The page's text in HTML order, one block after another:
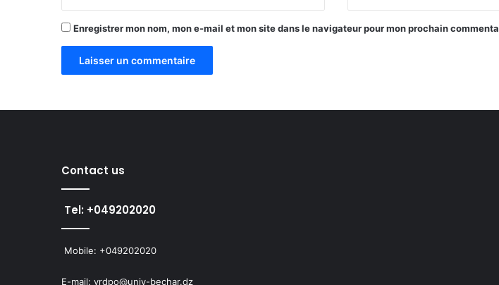
Enregistrer mon nom, mon e-mail et mon site dans le navigateur pour mon prochain
Contact us
Tel: +049202020
Mobile: +049202020
E-mail: vrdpo@univ-bechar.dz